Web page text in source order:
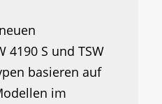
4190 S und TSW
basieren auf
im